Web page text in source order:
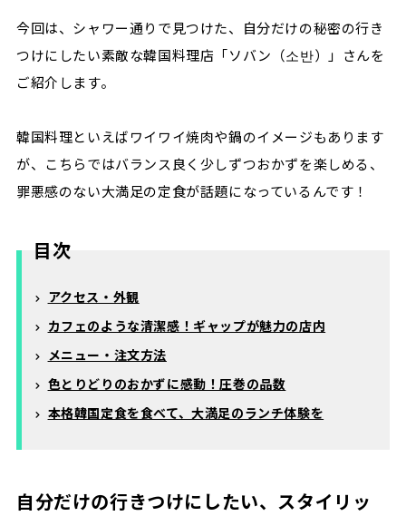
今回は、シャワー通りで見つけた、自分だけの秘密の行き
つけにしたい素敵な韓国料理店「ソバン（소반）」さんを
ご紹介します。
韓国料理といえばワイワイ焼肉や鍋のイメージもあります
が、こちらではバランス良く少しずつおかずを楽しめる、
罪悪感のない大満足の定食が話題になっているんです！
目次
アクセス・外観
カフェのような清潔感！ギャップが魅力の店内
メニュー・注文方法
色とりどりのおかずに感動！圧巻の品数
本格韓国定食を食べて、大満足のランチ体験を
自分だけの行きつけにしたい、スタイリッ